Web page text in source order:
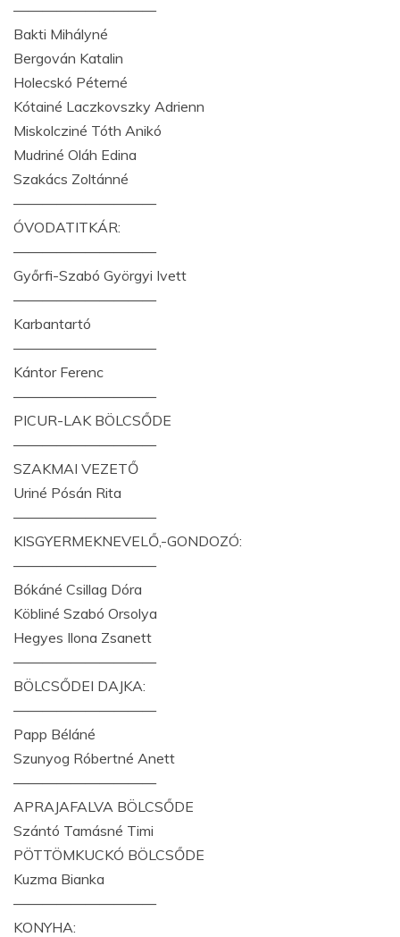
——————————
Bakti Mihályné
Bergován Katalin
Holecskó Péterné
Kótainé Laczkovszky Adrienn
Miskolcziné Tóth Anikó
Mudriné Oláh Edina
Szakács Zoltánné
——————————
ÓVODATITKÁR:
——————————
Győrfi-Szabó Györgyi Ivett
——————————
Karbantartó
——————————
Kántor Ferenc
——————————
PICUR-LAK BÖLCSŐDE
——————————
SZAKMAI VEZETŐ
Uriné Pósán Rita
——————————
KISGYERMEKNEVELŐ,-GONDOZÓ:
——————————
Bókáné Csillag Dóra
Köbliné Szabó Orsolya
Hegyes Ilona Zsanett
——————————
BÖLCSŐDEI DAJKA:
——————————
Papp Béláné
Szunyog Róbertné Anett
——————————
APRAJAFALVA BÖLCSŐDE
Szántó Tamásné Timi
PÖTTÖMKUCKÓ BÖLCSŐDE
Kuzma Bianka
——————————
KONYHA: